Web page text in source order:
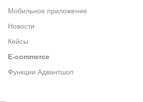
Мобильное приложение
Новости
Кейсы
E-commerce
Функции Адвантшоп